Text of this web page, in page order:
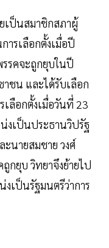
เป็นสมาชิกสภาผู้
ารเลือกตั้งเมื่อปี
รคจะถูกยุบในปี
ชน และได้รับเลือก
ลือกตั้งเมื่อวันที่ 23
งเป็นประธานวิปรัฐ
นายสมชาย วงศ์
กยุบ วิทยาจึงย้ายไป
เป็นรัฐมนตรีว่าการ